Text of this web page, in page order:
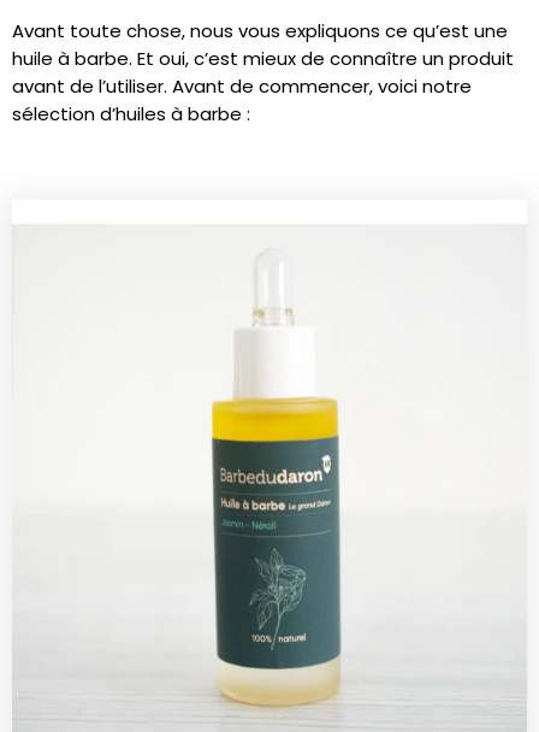
Avant toute chose, nous vous expliquons ce qu’est une
huile à barbe. Et oui, c’est mieux de connaître un produit
avant de l’utiliser. Avant de commencer, voici notre
sélection d’huiles à barbe :